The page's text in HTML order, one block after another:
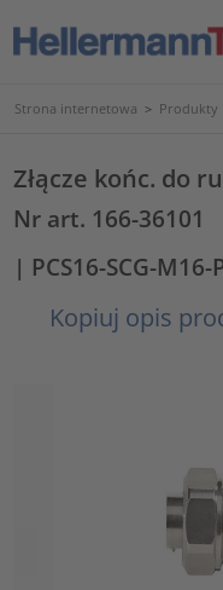
Strona internetowa > Produkty
Złącze końc. do
Nr art. 166-36101
| PCS16-SCG-
Kopiuj opis